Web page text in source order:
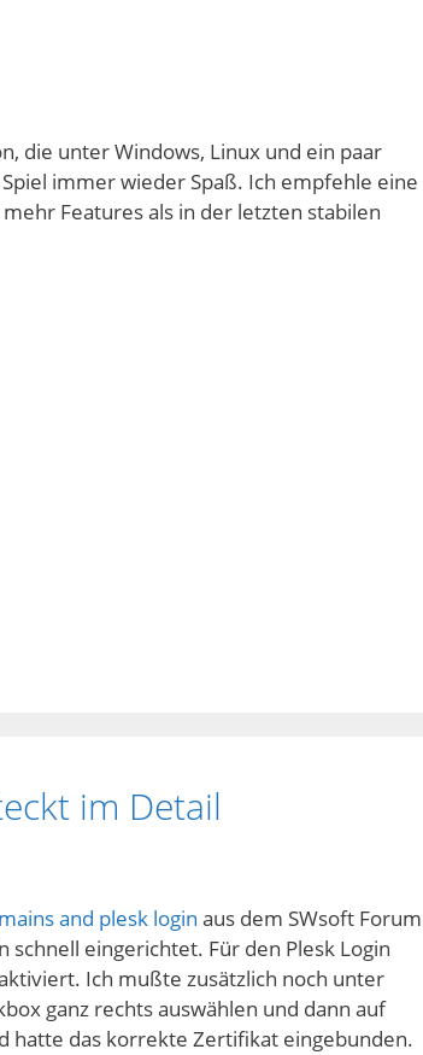
die unter Windows, Linux und ein paar
immer wieder Spaß. Ich empfehle eine
Features als in der letzten stabilen
im Detail
and plesk login aus dem SWsoft Forum
eingerichtet. Für den Plesk Login
Ich mußte zusätzlich noch unter
ganz rechts auswählen und dann auf
hatte das korrekte Zertifikat eingebunden.